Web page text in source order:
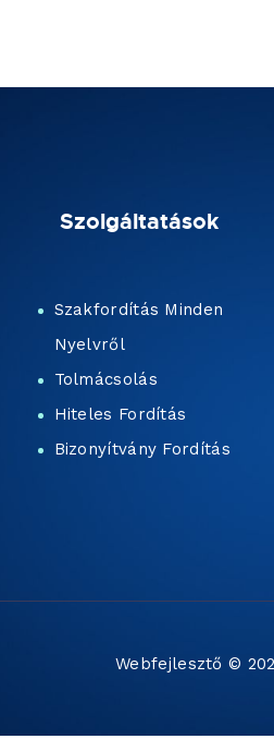
Szolgáltatások
Szakfordítás Minden
Nyelvről
Tolmácsolás
Hiteles Fordítás
Bizonyítvány Fordítás
Webfejlesztő ©